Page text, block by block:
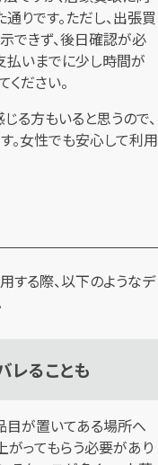
りです。ただし、出張買
できず、後日確認が必
払いまでに少し時間が
ださい。
方もいると思うので、
。女性でも安心して利用
する際、以下のようなデ
レることも
目が置いてある場所へ
がってもらう必要があり